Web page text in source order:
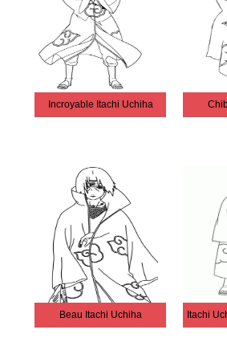
Incroyable Itachi Uchiha
Beau Itachi Uchiha